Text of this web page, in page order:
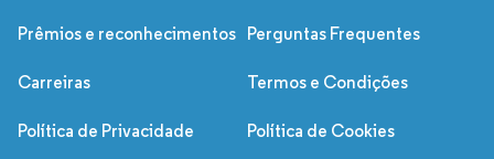
Prêmios e reconhecimentos Perguntas Frequentes
Carreiras Termos e Condições
Política de Privacidade Política de Cookies